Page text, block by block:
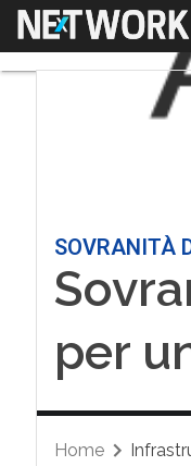
Menu
SOVRANITÀ
per
Home